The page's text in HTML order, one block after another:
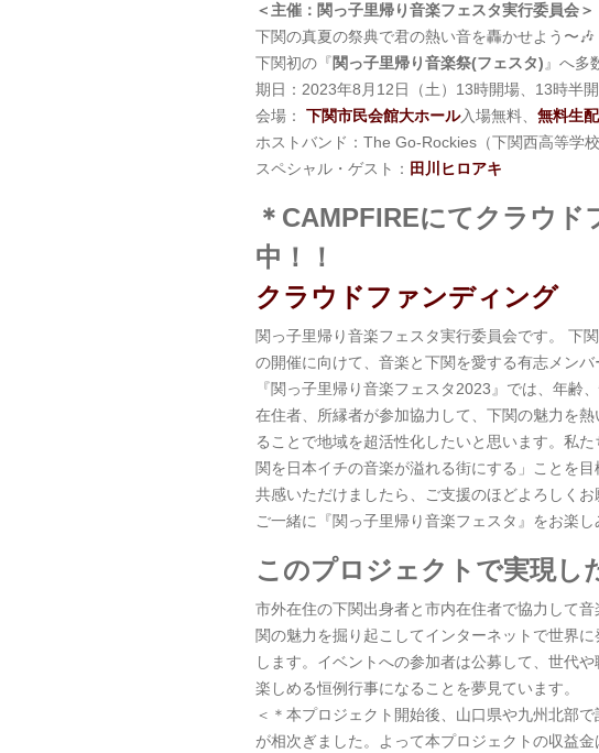
＜主催： 関っ子里帰り音楽フェスタ実行委員会＞
下関の真夏の祭典で君の熱い音を轟かせよう〜🎶
下関初の『関っ子里帰り音楽祭(フェスタ) 』へ多
期日：2023年8月12日（土）13時開場、13時半
会場： 下関市民会館大ホール入場無料、 無料生
ホストバンド：The Go-Rockies（下関西高等学
スペシャル・ゲスト： 田川ヒロアキ
＊CAMPFIREにてクラウ
中！！
クラウドファンディング
関っ子里帰り音楽フェスタ実行委員会です。 下
の開催に向けて、音楽と下関を愛する有志メンバ
『関っ子里帰り音楽フェスタ2023』では、年齢
在住者、所縁者が参加協力して、下関の魅力を
ることで地域を超活性化したいと思います。私
関を日本イチの音楽が溢れる街にする」ことを
共感いただけましたら、ご支援のほどよろしく
ご一緒に『関っ子里帰り音楽フェスタ』をお楽し
このプロジェクトで実現し
市外在住の下関出身者と市内在住者で協力して
関の魅力を掘り起こしてインターネットで世界
します。イベントへの参加者は公募して、世代
楽しめる恒例行事になることを夢見ています。
＜＊本プロジェクト開始後、山口県や九州北部
が相次ぎました。よって本プロジェクトの収益